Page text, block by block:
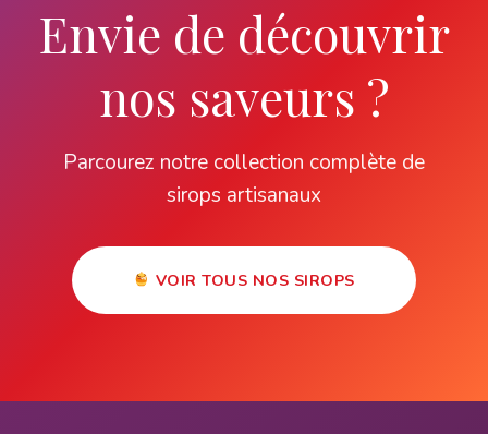
Envie de découvrir
nos saveurs ?
Parcourez notre collection complète de
sirops artisanaux
VOIR TOUS NOS SIROPS